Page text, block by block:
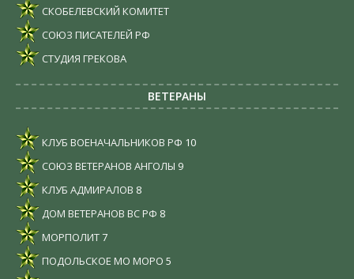
СКОБЕЛЕВСКИЙ КОМИТЕТ
СОЮЗ ПИСАТЕЛЕЙ РФ
СТУДИЯ ГРЕКОВА
ВЕТЕРАНЫ
КЛУБ ВОЕНАЧАЛЬНИКОВ РФ 10
СОЮЗ ВЕТЕРАНОВ АНГОЛЫ 9
КЛУБ АДМИРАЛОВ 8
ДОМ ВЕТЕРАНОВ ВС РФ 8
МОРПОЛИТ7
ПОДОЛЬСКОЕ МО МОРО 5